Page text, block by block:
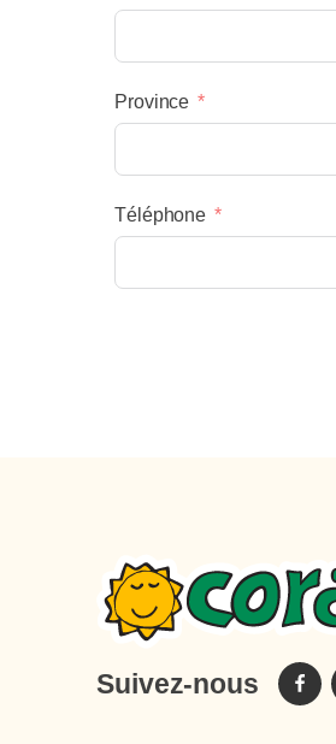
Province
Téléphone
Suivez-nous